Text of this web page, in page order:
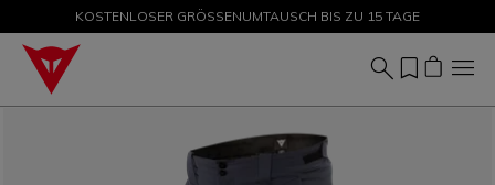
SALE BIS ZU -50 % – JETZT SHOPPEN
KOSTENLOSER GRÖSSENUMTAUSCH BIS ZU 15 TAGE